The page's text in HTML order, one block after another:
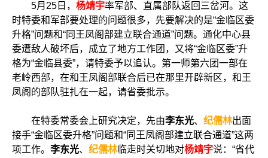
5月25日， 杨靖宇率军部、直属部队返回三岔河。这
时特委和军部要处理的问题很多，先要解决的是“金临区委
升格”问题和“同王凤阁部建立联合通道”问题。通化中心县
委遭敌人破坏后，成立了地方工作团，又将“金临区委”升
格为“金临县委”，请特委予以追认。第一师第六团一部在
老岭西部，在和王凤阁部联合后已在那里开辟新区，和王
凤阁的部队驻扎在一起，请省委批示。
在特委常委会上研究决定，先由李东光、 纪儒林出面
接手“金临区委升格”问题和“同王凤阁部建立联合通道”这两
项工作。 李东光、 纪儒林临走时关切地对杨靖宇说：“省代